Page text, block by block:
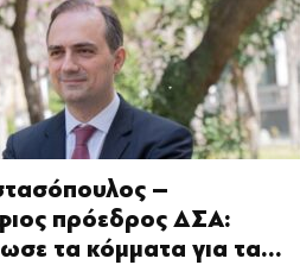
–
πρόεδρος ΔΣΑ:
τα κόμματα για τα...